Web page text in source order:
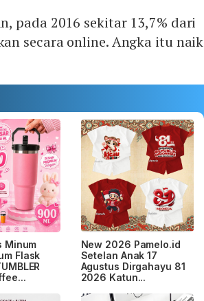
pada 2016 sekitar 13,7% dari
secara online. Angka itu naik
Minum
Flask
New 2026 Pamelo.id
Setelan Anak 17
Agustus Dirgahayu 81
2026 Katun...